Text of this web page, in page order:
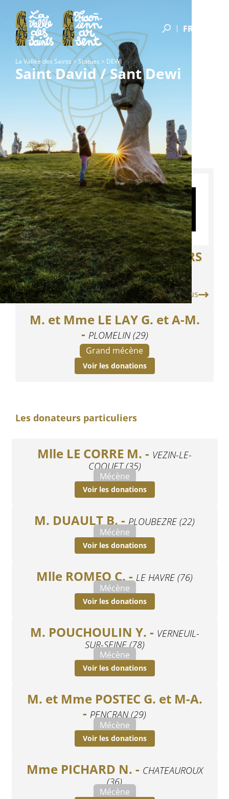
FR
La Vallée des Saints> Statues > DEWI
Saint David / Sant Dewi
Les grands mécènes
Grand mécène
SAS DISTILLERIE DES MENHIRS
En savoir plus
M. et Mme LE LAY G. et A-M.
- PLOMELIN (29)
Grand mécène
Voir les donations
Les donateurs particuliers
Mlle LE CORRE M. - VEZIN-LE-
COQUET (35)
Mécène
Voir les donations
M. DUAULT B. - PLOUBEZRE (22)
Mécène
Voir les donations
Mlle ROMEO C. - LE HAVRE (76)
Mécène
Voir les donations
M. POUCHOULIN Y. - VERNEUIL-
SUR-SEINE (78)
Mécène
Voir les donations
M. et Mme POSTEC G. et M-A.
- PENCRAN (29)
Mécène
Voir les donations
Mme PICHARD N. - CHATEAUROUX
(36)
Mécène